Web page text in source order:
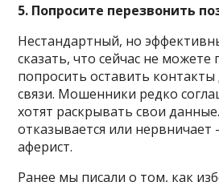
5. Попросите перезвонить
Нестандартный, но
сказать, что сейчас не можете
попросить оставить
связи. Мошенники редко
хотят раскрывать свои
отказывается или
аферист.
Ранее мы писали о том, как